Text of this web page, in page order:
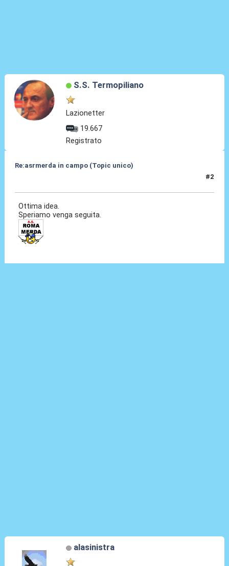
S.S. Termopiliano
Lazionetter
19.667
Registrato
Re:asrmerda in campo (Topic unico)
#2
Ottima idea.
Speriamo venga seguita.
alasinistra